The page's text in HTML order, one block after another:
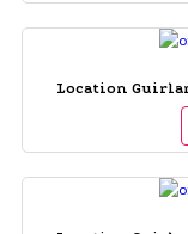
Location